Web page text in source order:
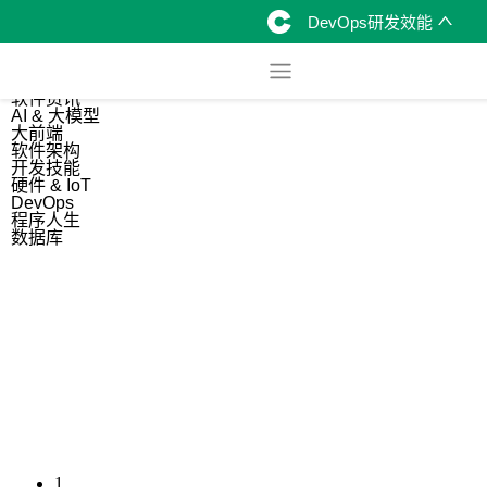
DevOps研发效能
软件资讯
AI & 大模型
大前端
软件架构
开发技能
硬件 & IoT
DevOps
程序人生
数据库
1